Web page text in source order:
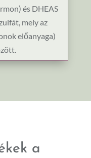
és DHEAS
mely az
előanyaga)
a